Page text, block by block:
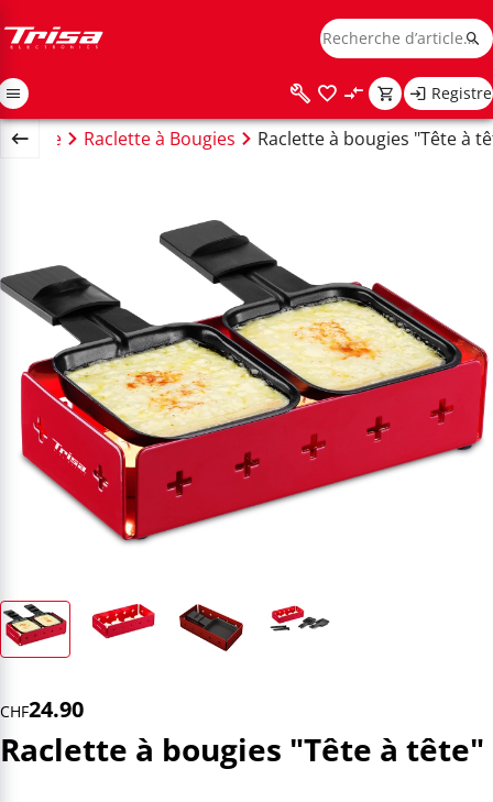
Registre
Raclette à Bougies Raclette à bougies "Tête à
CHF24.90
Raclette à bougies "Tête à tête"